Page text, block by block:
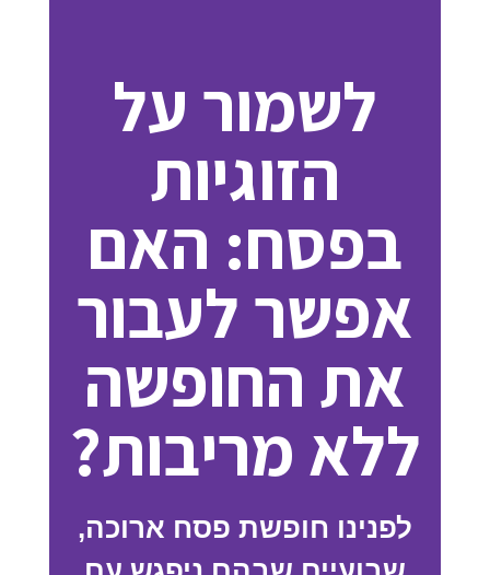
לשמור על
הזוגיות
בפסח: האם
אפשר לעבור
את החופשה
ללא מריבות?
לפנינו חופשת פסח ארוכה,